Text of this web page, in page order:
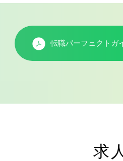
転職パーフェクトガ
求